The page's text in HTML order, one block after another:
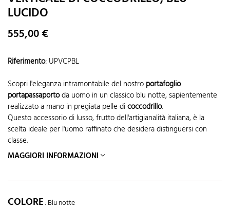
LUCIDO
555,00 €
Riferimento: UPVCPBL
Scopri l'eleganza intramontabile del nostro portafoglio
portapassaportoda uomo in un classico blu notte, sapientemente
realizzato a mano in pregiata pelle dicoccodrillo.
Questo accessorio di lusso, frutto dell'artigianalità italiana, è la
scelta ideale per l'uomo raffinato che desidera distinguersi con
classe.
MAGGIORI INFORMAZIONI
COLORE: Blu notte